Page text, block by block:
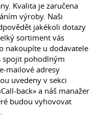
Kvalita je zaručena
výroby. Naši
jakékoli dotazy
sortiment vás
nakoupíte u dodavatele
spojit pohodlným
mailové adresy
uvedeny v sekci
back» a náš manažer
budou vyhovovat